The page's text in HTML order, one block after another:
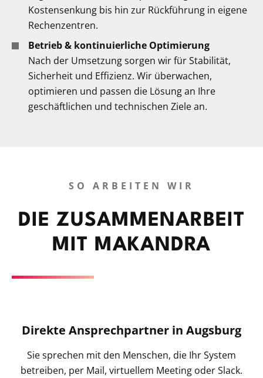
Kostensenkung bis hin zur Rückführung in eigene
Rechenzentren.
Betrieb & kontinuierliche Optimierung
Nach der Umsetzung sorgen wir für Stabilität,
Sicherheit und Effizienz. Wir überwachen,
optimieren und passen die Lösung an Ihre
geschäftlichen und technischen Ziele an.
SO ARBEITEN WIR
DIE ZUSAMMENARBEIT
MIT MAKANDRA
Direkte Ansprechpartner in Augsburg
Sie sprechen mit den Menschen, die Ihr System
betreiben, per Mail, virtuellem Meeting oder Slack.